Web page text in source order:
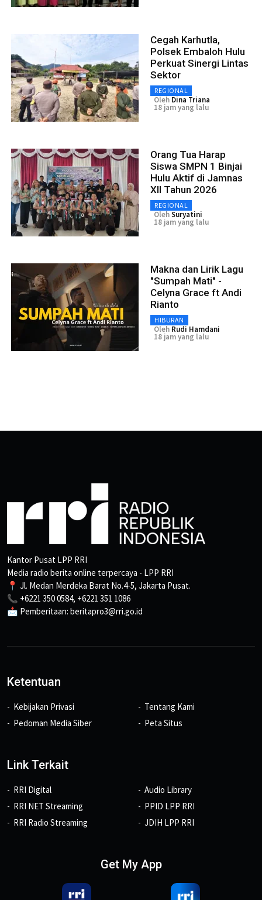
Cegah Karhutla,
Polsek Embaloh Hulu
Perkuat Sinergi Lintas
Sektor
REGIONAL
Oleh Dina Triana
18 jam yang lalu
Orang Tua Harap
Siswa SMPN 1 Binjai
Hulu Aktif di Jamnas
XII Tahun 2026
REGIONAL
OlehSuryatini
18 jam yang lalu
Makna dan Lirik Lagu
"Sumpah Mati" -
Celyna Grace ft Andi
Rianto
HIBURAN
Oleh Rudi Hamdani
18 jam yang lalu
Kantor Pusat LPP RRI
Media radio berita online terpercaya - LPP RRI
📍 Jl. Medan Merdeka Barat No.4-5, Jakarta Pusat.
📞 +6221 350 0584, +6221 351 1086
📩 Pemberitaan: beritapro3@rri.go.id
Ketentuan
Kebijakan Privasi
Pedoman Media Siber
Tentang Kami
Peta Situs
Link Terkait
RRI Digital
RRI NET Streaming
RRI Radio Streaming
Audio Library
PPID LPP RRI
JDIH LPP RRI
Get My App